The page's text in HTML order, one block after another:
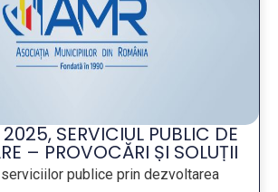
SERVICIUL PUBLIC DE
– PROVOCĂRI ȘI SOLUȚII
publice prin dezvoltarea